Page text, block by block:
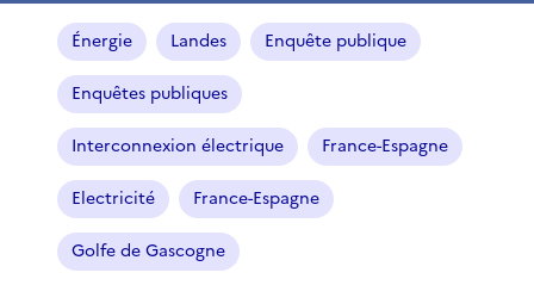
Énergie Landes Enquête publique
Enquêtes publiques
Interconnexion électrique France-Espagne
Electricité France-Espagne
Golfe de Gascogne